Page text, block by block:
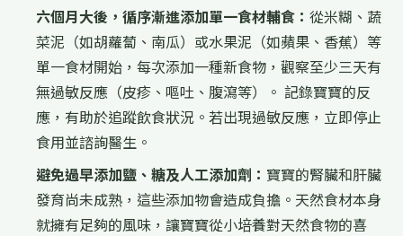
六個月大後，循序漸進添加單一食材輔食： 從米糊、蔬
菜泥（如胡蘿蔔、南瓜）或水果泥（如蘋果、香蕉）等
單一食材開始，每次添加一種新食物，觀察至少三天有
無過敏反應（皮疹、嘔吐、腹瀉等）。 記錄寶寶的反
應，有助於追蹤飲食狀況。若出現過敏反應，立即停止
食用並諮詢醫生。
避免過早添加鹽、糖及人工添加劑： 寶寶的腎臟和肝臟
發育尚未成熟，這些添加物會造成負擔。天然食材本身
就擁有足夠的風味，讓寶寶從小培養對天然食物的喜